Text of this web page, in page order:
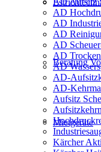
Beratung
Mietgeräte
AD
AD
AD
AD
AD
AD
AD-
AD-
Aufsitz
Kärcher